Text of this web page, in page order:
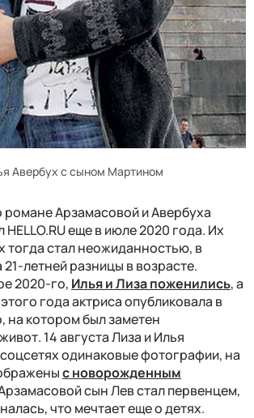
Авербух с сыном Мартином
Арзамасовой и Авербуха
еще в июле 2020 года. Их
тогда стал неожиданностью, в
летней разницы в возрасте.
2020-го, Илья и Лиза поженились, а
этого года актриса опубликовала в
на котором был заметен
14 августа Лиза и Илья
одинаковые фотографии, на
с новорожденным
сын Лев стал первенцем,
что мечтает еще о детях.